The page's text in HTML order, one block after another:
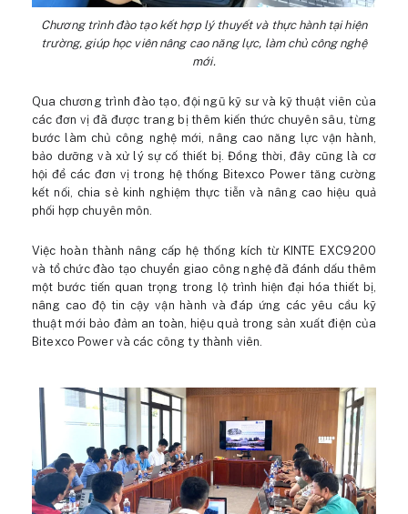
Chương trình đào tạo kết hợp lý thuyết và thực hành tại hiện
trường, giúp học viên nâng cao năng lực, làm chủ công nghệ
mới.
Qua chương trình đào tạo, đội ngũ kỹ sư và kỹ thuật viên của
các đơn vị đã được trang bị thêm kiến thức chuyên sâu, từng
bước làm chủ công nghệ mới, nâng cao năng lực vận hành,
bảo dưỡng và xử lý sự cố thiết bị. Đồng thời, đây cũng là cơ
hội để các đơn vị trong hệ thống Bitexco Power tăng cường
kết nối, chia sẻ kinh nghiệm thực tiễn và nâng cao hiệu quả
phối hợp chuyên môn.
Việc hoàn thành nâng cấp hệ thống kích từ KINTE EXC9200
và tổ chức đào tạo chuyển giao công nghệ đã đánh dấu thêm
một bước tiến quan trọng trong lộ trình hiện đại hóa thiết bị,
nâng cao độ tin cậy vận hành và đáp ứng các yêu cầu kỹ
thuật mới bảo đảm an toàn, hiệu quả trong sản xuất điện của
Bitexco Power và các công ty thành viên.